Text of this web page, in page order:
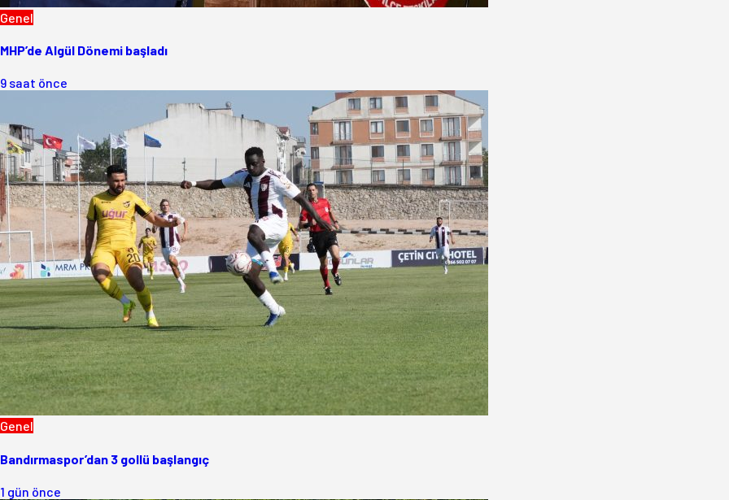
Genel
MHP’de Algül Dönemi başladı
9 saat önce
Genel
Bandırmaspor’dan 3 gollü başlangıç
1 gün önce